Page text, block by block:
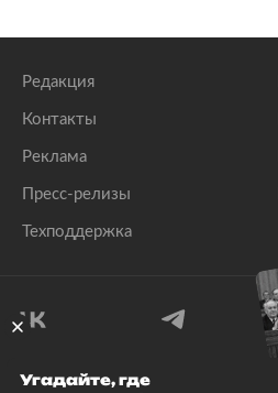
Редакция
Контакты
Реклама
Пресс-релизы
Техподдержка
Угадайте, где